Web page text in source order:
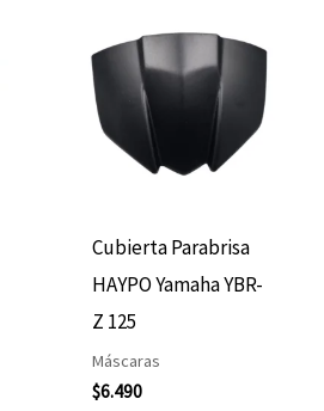
Cubierta Parabrisa
HAYPO Yamaha YBR-
Z 125
Máscaras
$6.490